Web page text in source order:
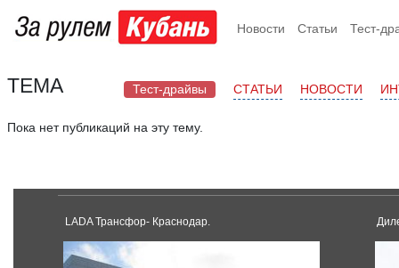
Новости Статьи Тест-
ТЕМА Тест-драйвы СТАТЬИ НОВОСТИ
Пока нет публикаций на эту тему.
LADA Трансфор- Краснодар.